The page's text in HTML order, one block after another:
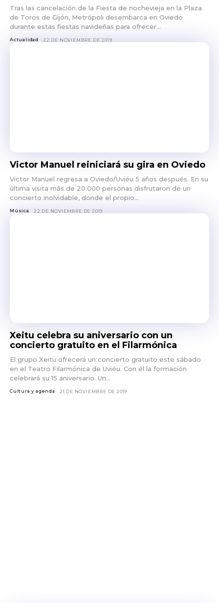
Tras las cancelación de la Fiesta de nochevieja en la Plaza
de Toros de Gijón, Metrópoli desembarca en Oviedo
durante estas fiestas navideñas para ofrecer...
Actualidad 22 DE NOVIEMBRE DE 2019
Victor Manuel reiniciará su gira en Oviedo
Victor Manuel regresa a Oviedo/Uviéu 5 años después. En su
última visita más de 20.000 personas disfrutaron de un
concierto inolvidable, donde el propio...
Música 22 DE NOVIEMBRE DE 2019
Xeitu celebra su aniversario con un
concierto gratuito en el Filarmónica
El grupo Xeitu ofrecerá un concierto gratuito este sábado
en el Teatro Filarmónica de Uviéu. Con él la formación
celebrará su 15 aniversario. Un...
Cultura y agenda 21 DE NOVIEMBRE DE 2019